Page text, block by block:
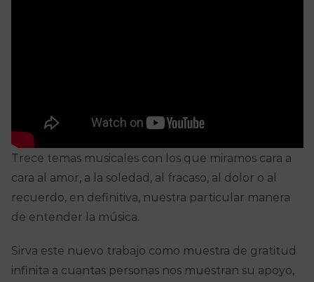
Trece temas musicales con los que miramos cara a
cara al amor, a la soledad, al fracaso, al dolor o al
recuerdo, en definitiva, nuestra particular manera
de entender la música.
Sirva este nuevo trabajo como muestra de gratitud
infinita a cuantas personas nos muestran su apoyo,